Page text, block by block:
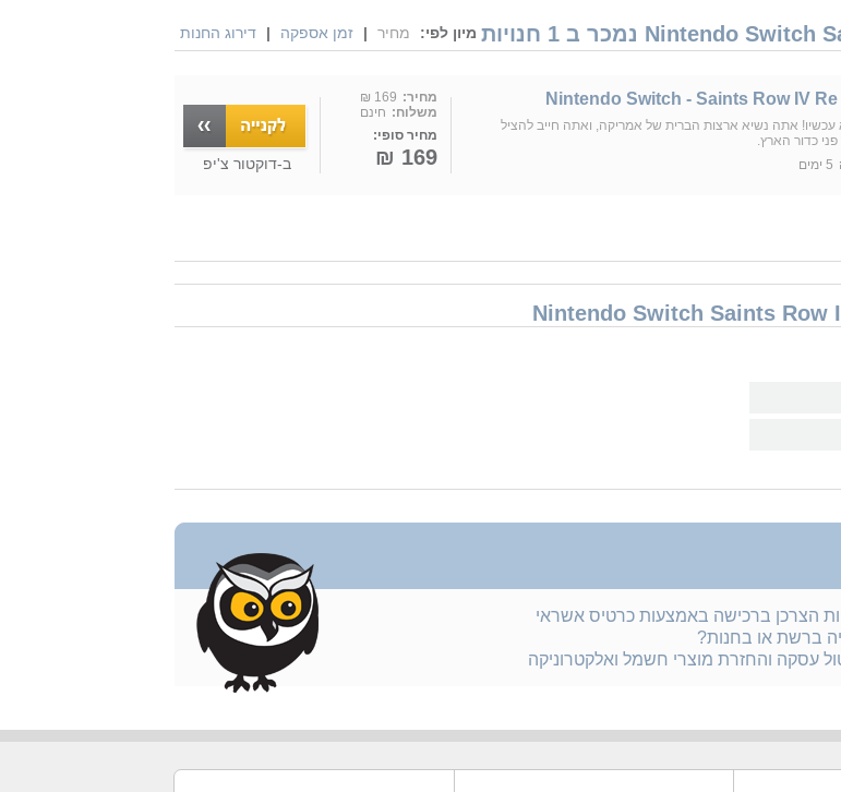
מיון לפי: מחיר | זמן אספקה | דירוג החנות
Nintendo Switch - Saints Row IV Re
אתה נשיא ארצות הברית של אמריקה, ואתה חייב להציל
פני כדור הארץ.
5 ימים
מחיר: 169 ₪
משלוח: חינם
מחיר סופי:
169 ₪ ב-דוקטור צ'יפ
הצרכן ברכישה באמצעות כרטיס אשראי
ברשת או בחנות?
עסקה והחזרת מוצרי חשמל ואלקטרוניקה